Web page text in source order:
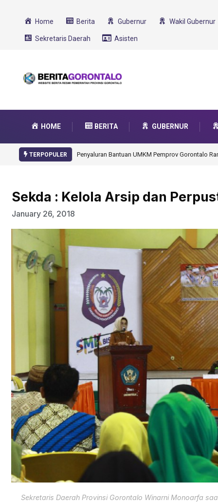
Home Berita Gubernur Wakil Gubernur
Sekretaris Daerah Asisten
HOME BERITA GUBERNUR
TERPOPULER Gorontalo Ikut Dukung Program SMA Unggul
Sekda : Kelola Arsip dan
January 26, 2018
Sekretaris Daerah Provinsi Gorontalo Winarni Monoarfa